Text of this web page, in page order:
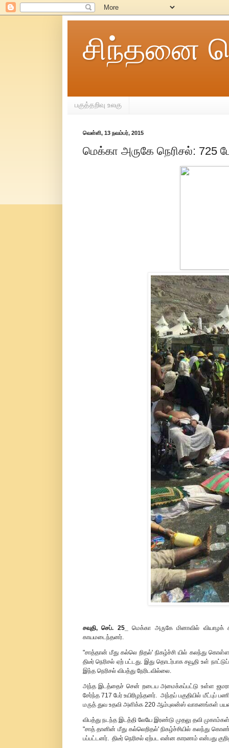
சிந்தனை
பகுத்தறிவு உலகு
வெள்ளி, 13 நவம்பர், 2015
மெக்கா அருகே நெரிசல்: 725
சவுதி, செப். 25_
மெக்கா அருகே மினாவில் வியாழக்
காயமடைந்தனர்.
"சாத்தான் மீது கல்லெ றிதல்' நிகழ்ச்சி யில் கலந்து
திடீர் நெரிசல் ஏற் பட்டது. இது தொடர்பாக சவூதி உள்
இந்த நெரிசல் விபத்து நேரிடவில்லை.
அந்த இடத்தைச் சென் றடைய அமைக்கப்பட்டு உள்ள ஜமராத்
சேர்ந்த 717 பேர் உயிரிழந்தனர். அந்தப் பகுதியில் மீட்புப்
மருத் துவ உதவி அளிக்க 220 ஆம்புலன்ஸ் வாகனங்கள்
விபத்து நடந்த இடத்தி லேயே இரண்டு முதலு தவி
"சாத் தானின் மீது கல்லெறிதல்' நிகழ்ச்சியில் கலந்து
பப்பட்டனர். திடீர் நெரிசல் ஏற்பட என்ன காரணம் என்பது